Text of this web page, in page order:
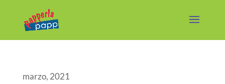
marzo, 2021